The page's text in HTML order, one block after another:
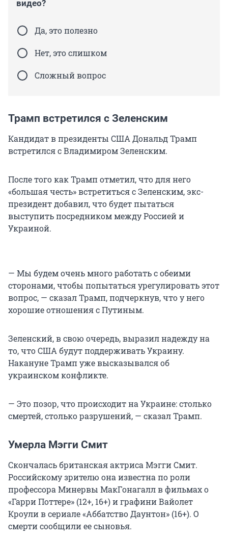
видео?
Да, это полезно
Нет, это слишком
Сложный вопрос
Трамп встретился с Зеленским
Кандидат в президенты США Дональд Трамп
встретился с Владимиром Зеленским.
После того как Трамп отметил, что для него
«большая честь» встретиться с Зеленским, экс-
президент добавил, что будет пытаться
выступить посредником между Россией и
Украиной.
— Мы будем очень много работать с обеими
сторонами, чтобы попытаться урегулировать этот
вопрос, — сказал Трамп, подчеркнув, что у него
хорошие отношения с Путиным.
Зеленский, в свою очередь, выразил надежду на
то, что США будут поддерживать Украину.
Накануне Трамп уже высказывался об
украинском конфликте.
— Это позор, что происходит на Украине: столько
смертей, столько разрушений, — сказал Трамп.
Умерла Мэгги Смит
Скончалась британская актриса Мэгги Смит.
Российскому зрителю она известна по роли
профессора Минервы МакГонагалл в фильмах о
«Гарри Поттере» (12+, 16+) и графини Вайолет
Кроули в сериале «Аббатство Даунтон» (16+). О
смерти сообщили ее сыновья.